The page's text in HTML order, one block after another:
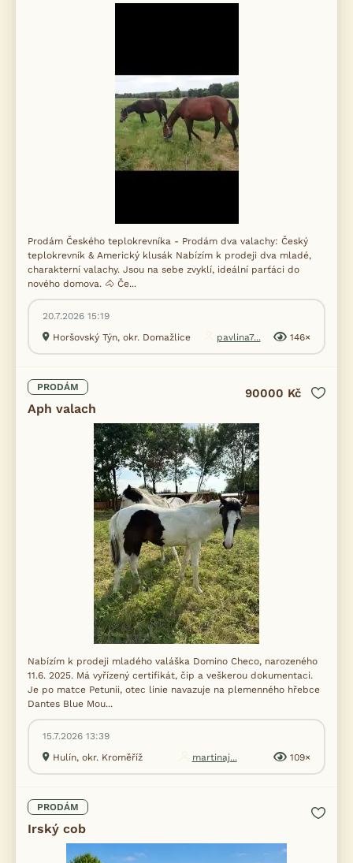
Prodám Českého teplokrevníka - Prodám dva valachy: Český
teplokrevník & Americký klusák Nabízím k prodeji dva mladé,
charakterní valachy. Jsou na sebe zvyklí, ideální parťáci do
nového domova. 🐴 Če...
20.7.2026 15:19
Horšovský Týn, okr. Domažlice
pavlina7... 146×
PRODÁM
Aph valach
90000 Kč
Nabízím k prodeji mladého valáška Domino Checo, narozeného
11.6. 2025. Má vyřízený certifikát, čip a veškerou dokumentaci.
Je po matce Petunii, otec linie navazuje na plemenného hřebce
Dantes Blue Mou...
15.7.2026 13:39
Hulín, okr. Kroměříž
martinaj... 109×
PRODÁM
Irský cob